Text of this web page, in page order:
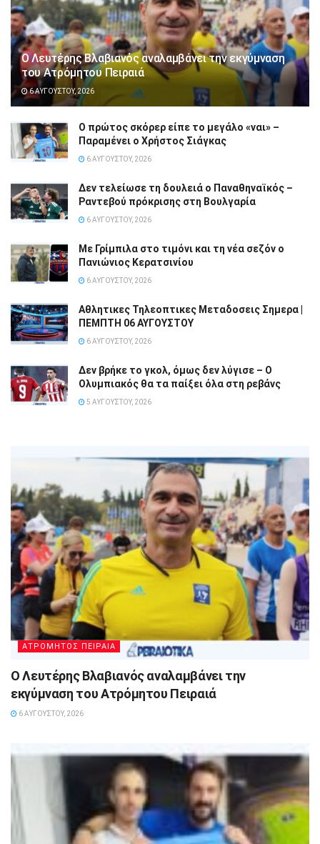
Ο Λευτέρης Βλαβιανός αναλαμβάνει την εκγύμναση
του Ατρόμητου Πειραιά
6 ΑΥΓΟΎΣΤΟΥ, 2026
Ο πρώτος σκόρερ είπε το μεγάλο «ναι» –
Παραμένει ο Χρήστος Σιάγκας
6 ΑΥΓΟΎΣΤΟΥ, 2026
Δεν τελείωσε τη δουλειά ο Παναθηναϊκός –
Ραντεβού πρόκρισης στη Βουλγαρία
6 ΑΥΓΟΎΣΤΟΥ, 2026
Με Γρίμπιλα στο τιμόνι και τη νέα σεζόν ο
Πανιώνιος Κερατσινίου
6 ΑΥΓΟΎΣΤΟΥ, 2026
Αθλητικες Τηλεοπτικες Μεταδοσεις Σημερα |
ΠΕΜΠΤΗ 06 ΑΥΓΟΥΣΤΟΥ
6 ΑΥΓΟΎΣΤΟΥ, 2026
Δεν βρήκε το γκολ, όμως δεν λύγισε – Ο
Ολυμπιακός θα τα παίξει όλα στη ρεβάνς
5 ΑΥΓΟΎΣΤΟΥ, 2026
ΑΤΡΟΜΗΤΟΣ ΠΕΙΡΑΙΑ
Ο Λευτέρης Βλαβιανός αναλαμβάνει την
εκγύμναση του Ατρόμητου Πειραιά
6 ΑΥΓΟΎΣΤΟΥ, 2026